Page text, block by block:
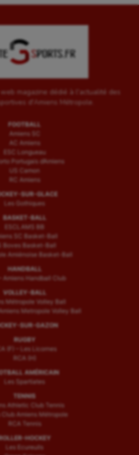
web magazine dédié à l'actualité des
d'Amiens Métropole.
FOOTBALL
Amiens SC
AC Amiens
ESC Longueau
Portugais d’Amiens
US Camon
RC Amiens
SUR-GLACE
Les Gothiques
BASKET-BALL
ESCLAMS BB
SC Basket-Ball
Boves Basket-Ball
Amiénoise Basket-Ball
HANDBALL
Amiens Handball Club
VOLLEY-BALL
Métropole Volley Ball
Metropole Volley Ball
SUR-GAZON
RUGBY
(F) – Les Licornes
RCA (H)
AMÉRICAIN
Les Spartiates
TENNIS
Athletic Club Tennis
Club Amiens Métropole
RCA Tennis
HOCKEY
Les Ecureuils